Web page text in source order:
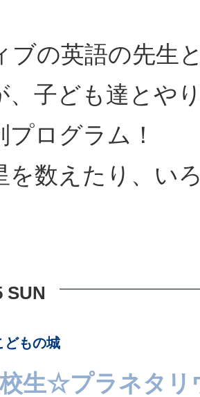
ブの英語の先生
、子ども達とや
プログラム！
を数えたり、い
SUN
どもの城
生☆プラネタリ